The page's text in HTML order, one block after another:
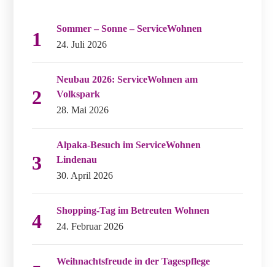
Sommer – Sonne – ServiceWohnen
24. Juli 2026
Neubau 2026: ServiceWohnen am
Volkspark
28. Mai 2026
Alpaka-Besuch im ServiceWohnen
Lindenau
30. April 2026
Shopping-Tag im Betreuten Wohnen
24. Februar 2026
Weihnachtsfreude in der Tagespflege